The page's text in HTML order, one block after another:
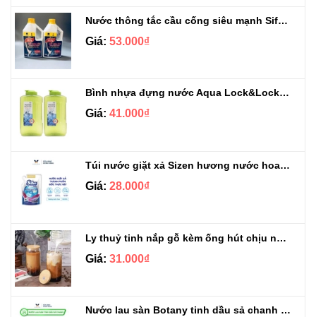
Nước thông tắc cầu cống siêu mạnh Sifa 1.4kg
Giá: 53.000₫
Bình nhựa đựng nước Aqua Lock&Lock 2.1L
Giá: 41.000₫
Túi nước giặt xả Sizen hương nước hoa 500 ml
Giá: 28.000₫
Ly thuỷ tinh nắp gỗ kèm ống hút chịu nhiệt 500ml
Giá: 31.000₫
Nước lau sàn Botany tinh dầu sả chanh chai 3.9kg